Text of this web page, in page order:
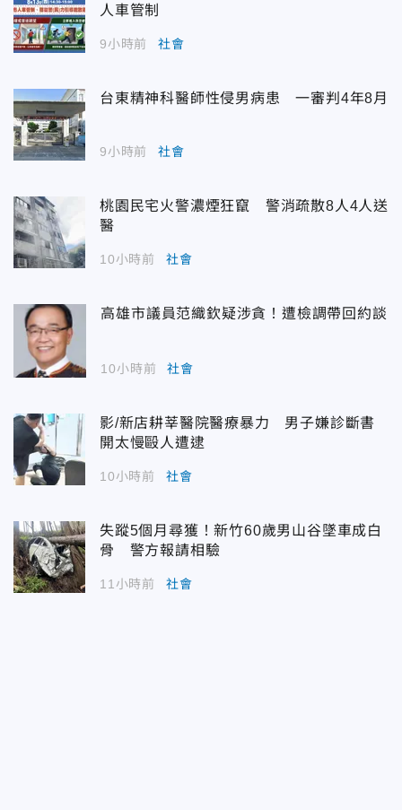
人車管制
9小時前 社會
台東精神科醫師性侵男病患 一審判4年8月
9小時前 社會
桃園民宅火警濃煙狂竄 警消疏散8人4人送
醫
10小時前 社會
高雄市議員范織欽疑涉貪！遭檢調帶回約談
10小時前 社會
影/新店耕莘醫院醫療暴力 男子嫌診斷書
開太慢毆人遭逮
10小時前 社會
失蹤5個月尋獲！新竹60歲男山谷墜車成白
骨 警方報請相驗
11小時前 社會